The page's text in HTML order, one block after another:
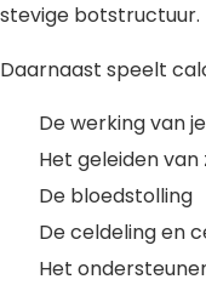
stevige botstructuur.
Daarnaast speelt
De werking van
Het geleiden
De bloedstolling
De celdeling en
Het